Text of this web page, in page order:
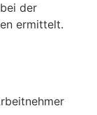
der
ermittelt.